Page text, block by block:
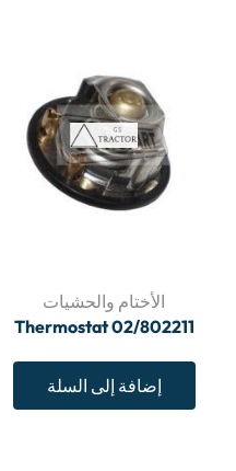
الأختام والحشيات
Thermostat 02/802211
إضافة إلى السلة